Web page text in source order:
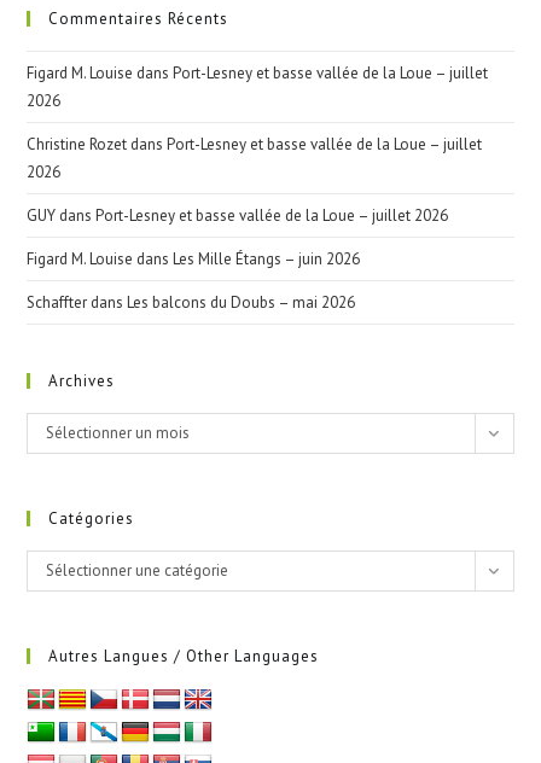
Commentaires Récents
Figard M. Louise dansPort-Lesney et basse vallée de la Loue – juillet
2026
Christine Rozet dansPort-Lesney et basse vallée de la Loue – juillet
2026
GUY dansPort-Lesney et basse vallée de la Loue – juillet 2026
Figard M. Louise dansLes Mille Étangs – juin 2026
Schaffter dansLes balcons du Doubs – mai 2026
Archives
Archives
Sélectionner un mois
Catégories
Catégories
Sélectionner une catégorie
Autres Langues / Other Languages